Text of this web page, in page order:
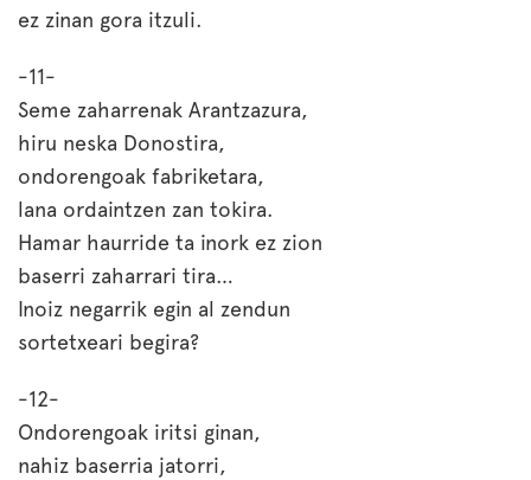
ez zinan gora itzuli.
-11-
Seme zaharrenak Arantzazura,
hiru neska Donostira,
ondorengoak fabriketara,
lana ordaintzen zan tokira.
Hamar haurride ta inork ez zion
baserri zaharrari tira…
Inoiz negarrik egin al zendun
sortetxeari begira?
-12-
Ondorengoak iritsi ginan,
nahiz baserria jatorri,